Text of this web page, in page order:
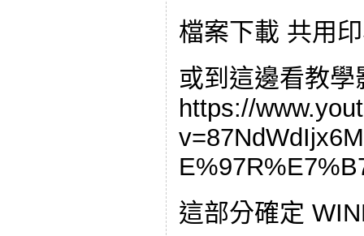
檔案下載 共用
或到這邊看教
https://
這部分確定